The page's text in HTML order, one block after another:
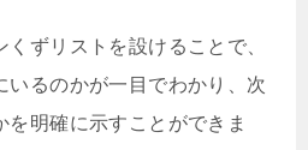
ずリストを設けることで、
いるのかが一目でわかり、次
を明確に示すことができま